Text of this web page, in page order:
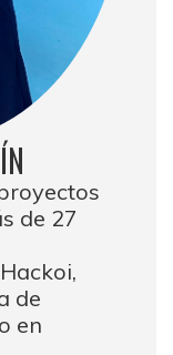
de 27
de
en